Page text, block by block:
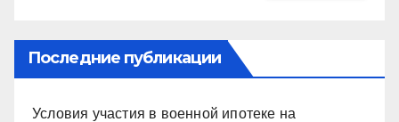
Последние публикации
Условия участия в военной ипотеке на